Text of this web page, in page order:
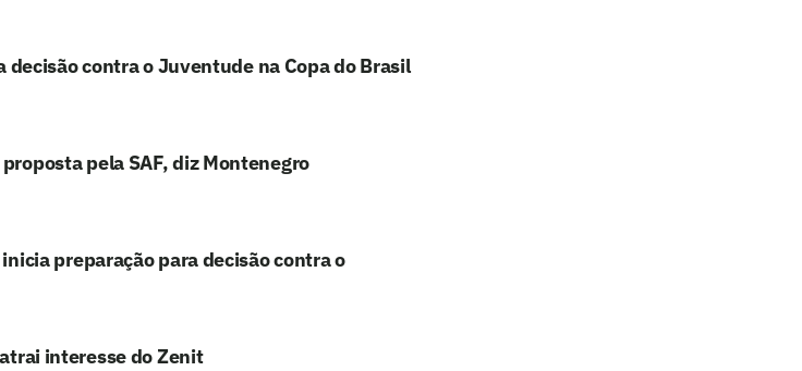
decisão contra o Juventude na Copa do Brasil
pela SAF, diz Montenegro
preparação para decisão contra o
interesse do Zenit